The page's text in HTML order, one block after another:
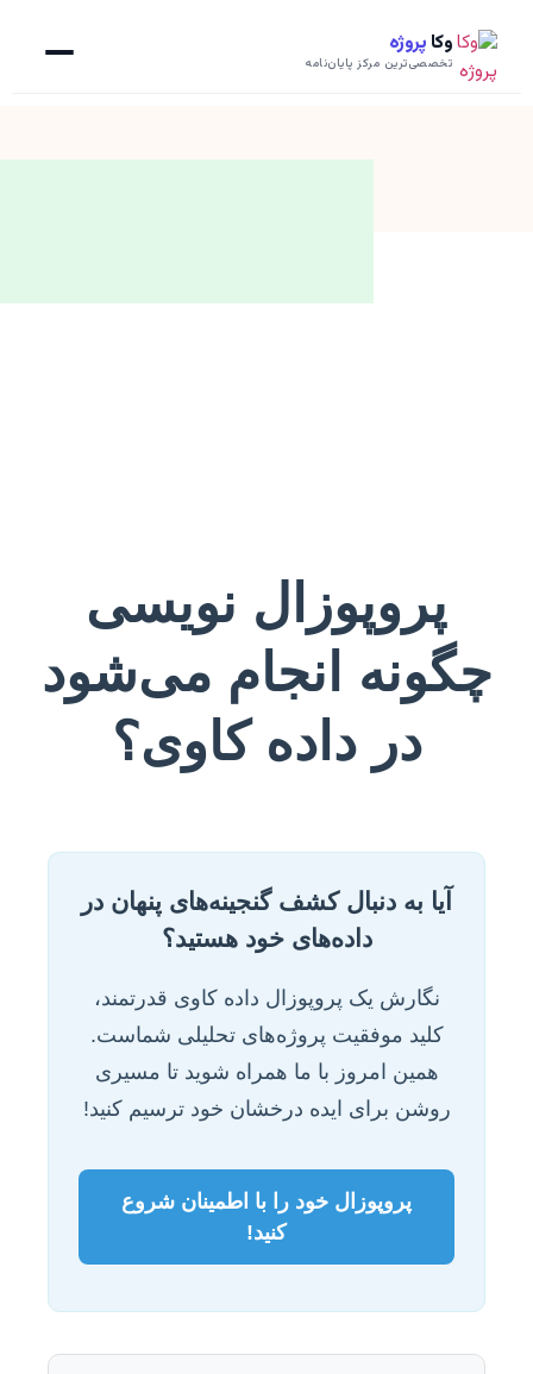
وکا پروژه
تخصصی‌ترین مرکز پایان‌نامه
پروپوزال نویسی
چگونه انجام می‌شود
در داده کاوی؟
آیا به دنبال کشف گنجینه‌های پنهان در
داده‌های خود هستید؟
نگارش یک پروپوزال داده کاوی قدرتمند،
کلید موفقیت پروژه‌های تحلیلی شماست.
همین امروز با ما همراه شوید تا مسیری
روشن برای ایده درخشان خود ترسیم کنید!
پروپوزال خود را با اطمینان شروع
کنید!